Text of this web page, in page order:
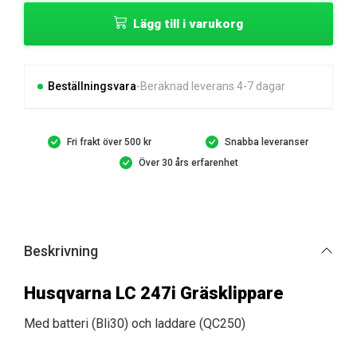
LC
Gräsklippare
mängd
Lägg till i varukorg
Beställningsvara Beräknad leverans 4-7 dagar
Fri frakt över 500 kr
Snabba leveranser
Över 30 års erfarenhet
Beskrivning
Husqvarna LC 247i Gräsklippare
Med batteri (Bli30) och laddare (QC250)